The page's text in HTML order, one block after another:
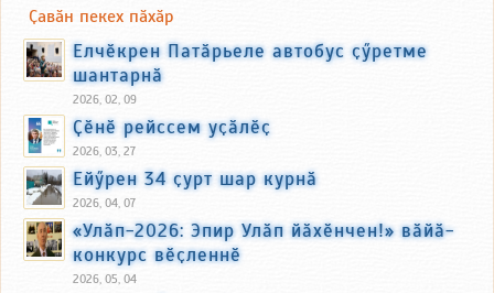
Ҫавӑн пекех пӑхӑр
Елчӗкрен Патӑрьеле автобус ҫӳретме
шантарнӑ
2026, 02, 09
Ҫӗнӗ рейссем уҫӑлӗҫ
2026, 03, 27
Ейӳрен 34 ҫурт шар курнӑ
2026, 04, 07
«Улӑп-2026: Эпир Улӑп йӑхӗнчен!» вӑйӑ-
конкурс вӗҫленнӗ
2026, 05, 04